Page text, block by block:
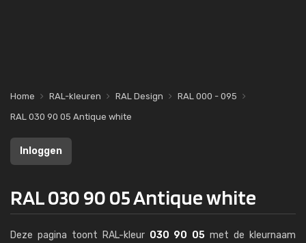
Home RAL-kleuren RAL Design
RAL 000 - 095
RAL 030 90 05 Antique white
Inloggen
RAL 030 90 05 Antique white
Deze pagina toont RAL-kleur 030 90 05 met de kleurnaam